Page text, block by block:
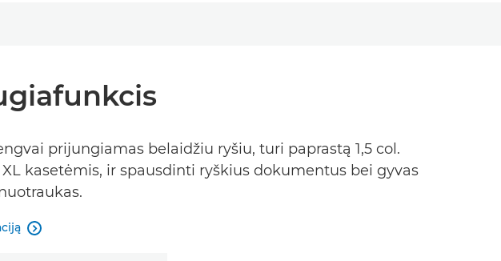
prijungiamas belaidžiu ryšiu, turi paprastą 1,5 col.
kasetėmis, ir spausdinti ryškius dokumentus bei gyvas
